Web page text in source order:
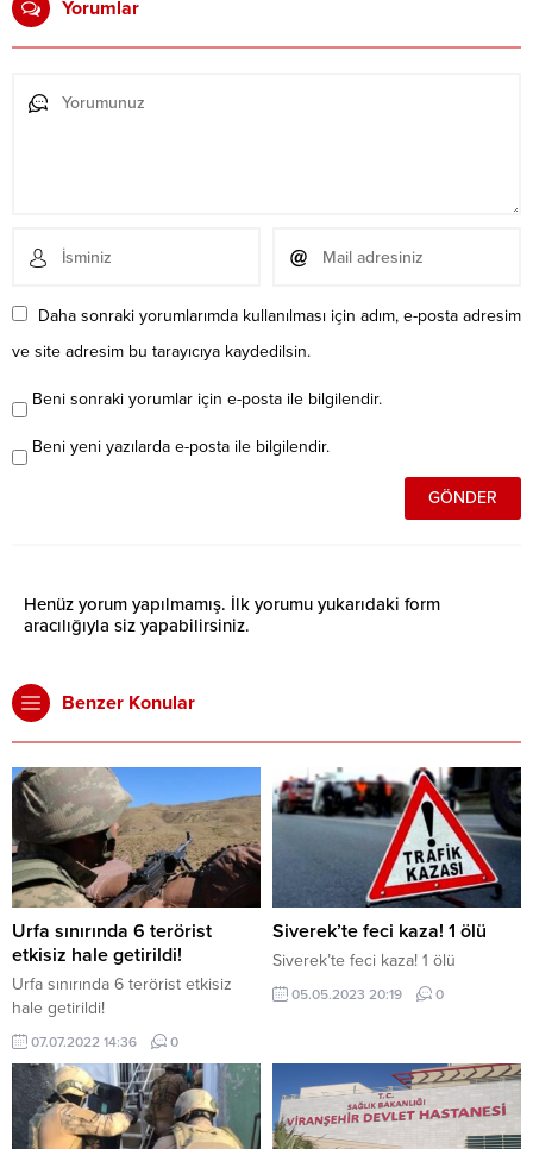
Yorumlar
Daha sonraki yorumlarımda kullanılması için adım, e-posta adresim
ve site adresim bu tarayıcıya kaydedilsin.
Beni sonraki yorumlar için e-posta ile bilgilendir.
Beni yeni yazılarda e-posta ile bilgilendir.
Henüz yorum yapılmamış. İlk yorumu yukarıdaki form
aracılığıyla siz yapabilirsiniz.
Benzer Konular
Urfa sınırında 6 terörist
etkisiz hale getirildi!
Urfa sınırında 6 terörist etkisiz
hale getirildi!
07.07.2022 14:36 0
Siverek’te feci kaza! 1 ölü
Siverek’te feci kaza! 1 ölü
05.05.2023 20:19 0